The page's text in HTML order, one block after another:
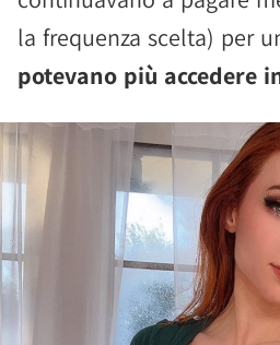
la frequenza scelta) per
potevano più accedere